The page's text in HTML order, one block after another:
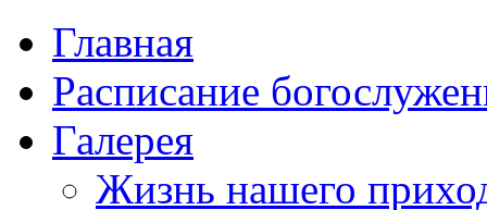
Главная
Расписание
Галерея
Жизнь нашего